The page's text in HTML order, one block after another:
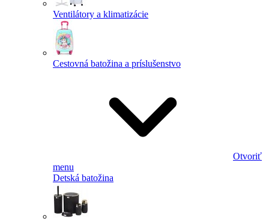
Ventilátory a klimatizácie
Cestovná batožina a príslušenstvo
Otvoriť
menu
Detská batožina